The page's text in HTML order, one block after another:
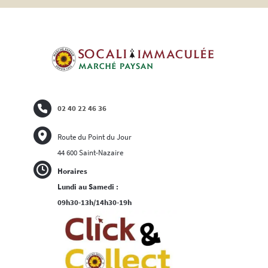
Horaires
Lundi au Samedi :
09h30-13h/14h30-19h
02 40 22 46 36
Route du Point du Jour
44 600 Saint-Nazaire